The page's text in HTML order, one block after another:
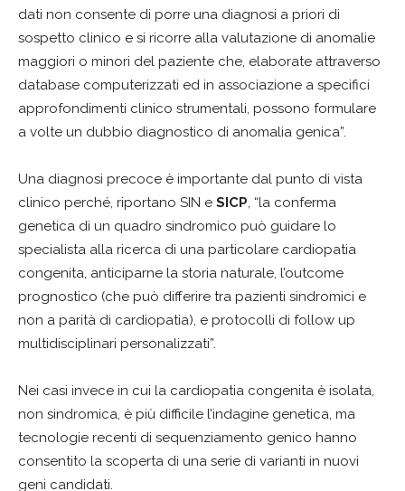
dati non consente di porre una diagnosi a priori di
sospetto clinico e si ricorre alla valutazione di anomalie
maggiori o minori del paziente che, elaborate attraverso
database computerizzati ed in associazione a specifici
approfondimenti clinico strumentali, possono formulare
a volte un dubbio diagnostico di anomalia genica”.
Una diagnosi precoce è importante dal punto di vista
clinico perché, riportano SIN e SICP, “la conferma
genetica di un quadro sindromico può guidare lo
specialista alla ricerca di una particolare cardiopatia
congenita, anticiparne la storia naturale, l’outcome
prognostico (che può differire tra pazienti sindromici e
non a parità di cardiopatia), e protocolli di follow up
multidisciplinari personalizzati”.
Nei casi invece in cui la cardiopatia congenita è isolata,
non sindromica, è più difficile l’indagine genetica, ma
tecnologie recenti di sequenziamento genico hanno
consentito la scoperta di una serie di varianti in nuovi
geni candidati.